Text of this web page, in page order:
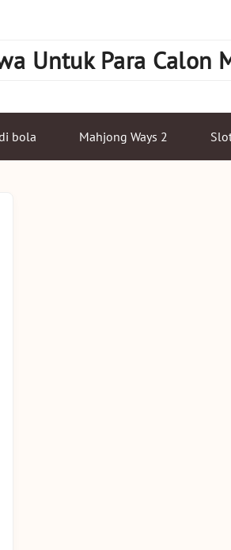
Untuk Para Calon
bola Mahjong Ways 2